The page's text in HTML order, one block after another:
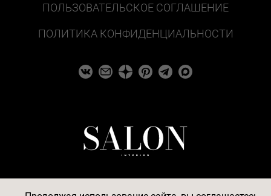
ПОЛЬЗОВАТЕЛЬСКОЕ СОГЛАШЕНИЕ
ПОЛИТИКА КОНФИДЕНЦИАЛЬНОСТИ